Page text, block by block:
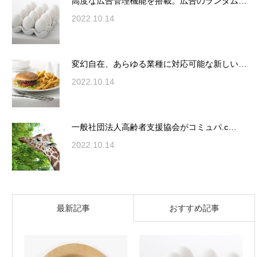
2022.10.14
変幻自在、あらゆる業種に対応可能な新しい…
2022.10.14
一般社団法人高齢者支援協会がコミュパ.c…
2022.10.14
最新記事 おすすめ記事